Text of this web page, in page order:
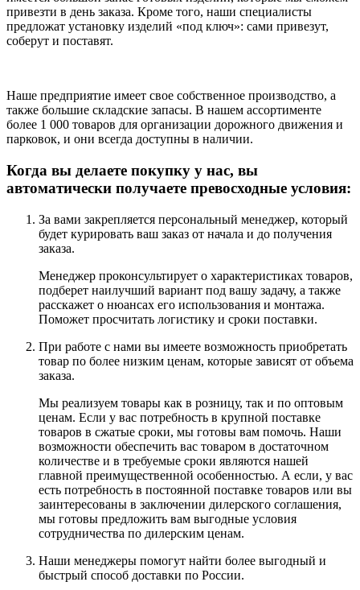
привезти в день заказа. Кроме того, наши специалисты
предложат установку изделий «под ключ»: сами привезут,
соберут и поставят.
Наше предприятие имеет свое собственное производство, а
также большие складские запасы. В нашем ассортименте
более 1 000 товаров для организации дорожного движения и
парковок, и они всегда доступны в наличии.
Когда вы делаете покупку у нас, вы
автоматически получаете превосходные условия:
За вами закрепляется персональный менеджер, который
будет курировать ваш заказ от начала и до получения
заказа.
Менеджер проконсультирует о характеристиках товаров,
подберет наилучший вариант под вашу задачу, а также
расскажет о нюансах его использования и монтажа.
Поможет просчитать логистику и сроки поставки.
При работе с нами вы имеете возможность приобретать
товар по более низким ценам, которые зависят от объема
заказа.
Мы реализуем товары как в розницу, так и по оптовым
ценам. Если у вас потребность в крупной поставке
товаров в сжатые сроки, мы готовы вам помочь. Наши
возможности обеспечить вас товаром в достаточном
количестве и в требуемые сроки являются нашей
главной преимущественной особенностью. А если, у вас
есть потребность в постоянной поставке товаров или вы
заинтересованы в заключении дилерского соглашения,
мы готовы предложить вам выгодные условия
сотрудничества по дилерским ценам.
Наши менеджеры помогут найти более выгодный и
быстрый способ доставки по России.